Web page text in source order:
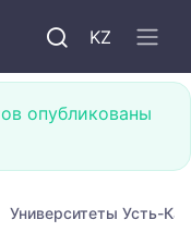
KZ
опубликованы
Университеты Усть-